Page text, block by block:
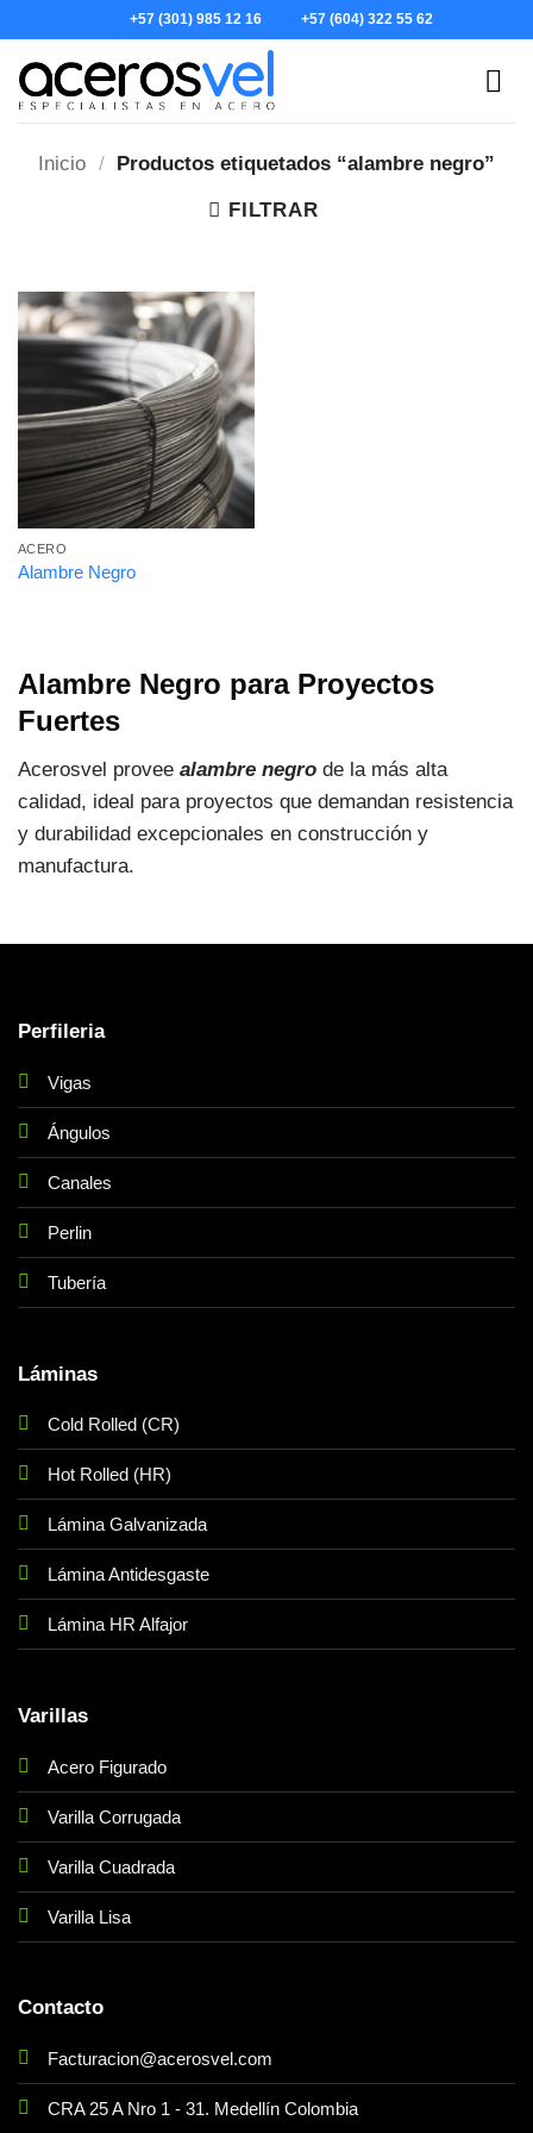
to
content
+57 (301) 985 12 16 +57 (604) 322 55 62
Inicio / Productos etiquetados “alambre negro”
FILTRAR
ACERO
Alambre Negro
Alambre Negro para Proyectos
Fuertes
Acerosvel provee alambre negro de la más alta
calidad, ideal para proyectos que demandan resistencia
y durabilidad excepcionales en construcción y
manufactura.
Perfileria
Vigas
Ángulos
Canales
Perlin
Tubería
Láminas
Cold Rolled (CR)
Hot Rolled (HR)
Lámina Galvanizada
Lámina Antidesgaste
Lámina HR Alfajor
Varillas
Acero Figurado
Varilla Corrugada
Varilla Cuadrada
Varilla Lisa
Contacto
Facturacion@acerosvel.com
CRA 25 A Nro 1 - 31. Medellín Colombia